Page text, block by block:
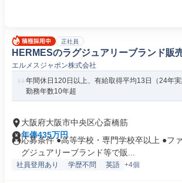
正社員
HERMESのラグジュアリーブランド販
エルメスジャポン株式会社
年間休日120日以上、有給取得平均13日（24年
勤務年数10年超
大阪府大阪市中央区心斎橋筋
年俸435万円
応募条件 ●高等学校・専門学校卒以上 ●フ
グジュアリーブランド等で販...
社員登用あり 学歴不問 英語 +4個